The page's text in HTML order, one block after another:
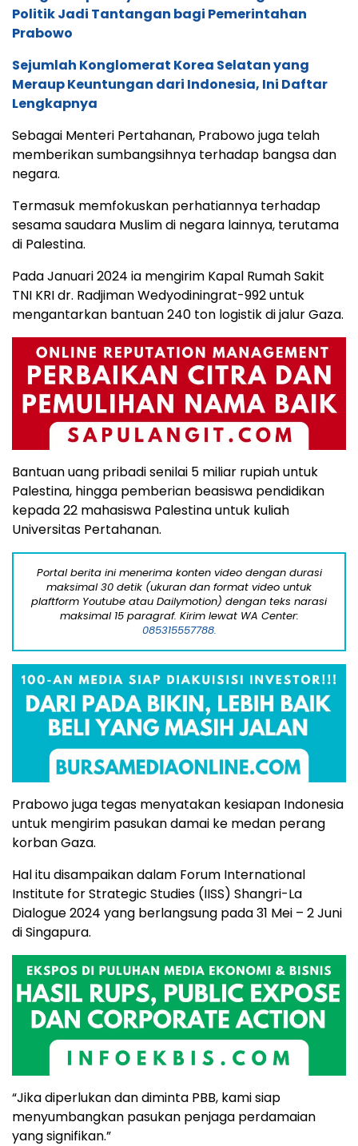
Politik Jadi Tantangan bagi Pemerintahan
Prabowo
Sejumlah Konglomerat Korea Selatan yang
Meraup Keuntungan dari Indonesia, Ini Daftar
Lengkapnya
Sebagai Menteri Pertahanan, Prabowo juga telah
memberikan sumbangsihnya terhadap bangsa dan
negara.
Termasuk memfokuskan perhatiannya terhadap
sesama saudara Muslim di negara lainnya, terutama
di Palestina.
Pada Januari 2024 ia mengirim Kapal Rumah Sakit
TNI KRI dr. Radjiman Wedyodiningrat-992 untuk
mengantarkan bantuan 240 ton logistik di jalur Gaza.
Bantuan uang pribadi senilai 5 miliar rupiah untuk
Palestina, hingga pemberian beasiswa pendidikan
kepada 22 mahasiswa Palestina untuk kuliah
Universitas Pertahanan.
Portal berita ini menerima konten video dengan durasi
maksimal 30 detik (ukuran dan format video untuk
plaftform Youtube atau Dailymotion) dengan teks narasi
maksimal 15 paragraf. Kirim lewat WA Center:
085315557788.
Prabowo juga tegas menyatakan kesiapan Indonesia
untuk mengirim pasukan damai ke medan perang
korban Gaza.
Hal itu disampaikan dalam Forum International
Institute for Strategic Studies (IISS) Shangri-La
Dialogue 2024 yang berlangsung pada 31 Mei – 2 Juni
di Singapura.
“Jika diperlukan dan diminta PBB, kami siap
menyumbangkan pasukan penjaga perdamaian
yang signifikan.”